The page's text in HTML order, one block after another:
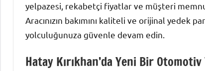
yelpazesi, rekabetçi fiyatlar ve müşteri
Aracınızın bakımını kaliteli ve orijinal yedek
yolculuğunuza güvenle devam edin.
Hatay Kırıkhan’da Yeni Bir